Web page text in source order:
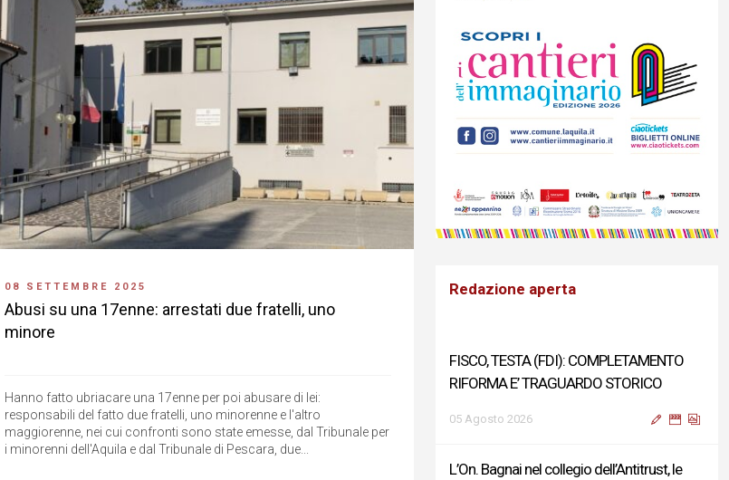
08 SETTEMBRE 2025
Abusi su una 17enne: arrestati due fratelli, uno
minore
Hanno fatto ubriacare una 17enne per poi abusare di lei:
responsabili del fatto due fratelli, uno minorenne e l'altro
maggiorenne, nei cui confronti sono state emesse, dal Tribunale per
i minorenni dell'Aquila e dal Tribunale di Pescara, due...
Redazione aperta
FISCO, TESTA (FDI): COMPLETAMENTO
RIFORMA E’ TRAGUARDO STORICO
05 Agosto 2026
L’On. Bagnai nel collegio dell’Antitrust, le